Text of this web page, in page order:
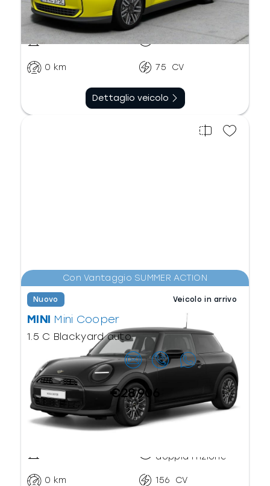
Elettrico
0 km 75 CV
Dettaglio veicolo
Con Vantaggio SUMMER ACTION
Nuovo Veicolo in arrivo
MINI Mini Cooper
1.5 C Blackyard auto
Contattaci
€28.906
doppia frizione
0 km 156 CV